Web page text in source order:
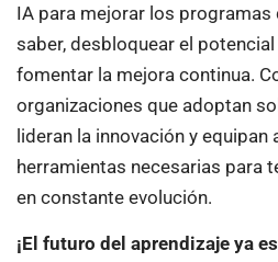
IA para mejorar los programas
saber, desbloquear el
fomentar la mejora continua.
organizaciones que adoptan
lideran la innovación y equipan
herramientas necesarias para
en constante evolución.
¡El futuro del aprendizaje ya